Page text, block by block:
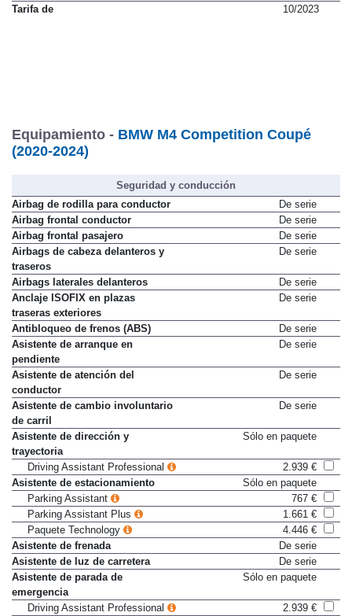
Tarifa de 10/2023
Equipamiento - BMW M4 Competition Coupé
(2020-2024)
Seguridad y conducción
Airbag de rodilla para conductor
De serie
Airbag frontal conductor
De serie
Airbag frontal pasajero
De serie
Airbags de cabeza delanteros y
traseros
De serie
Airbags laterales delanteros
De serie
Anclaje ISOFIX en plazas
traseras exteriores
De serie
Antibloqueo de frenos (ABS)
De serie
Asistente de arranque en
pendiente
De serie
Asistente de atención del
conductor
De serie
Asistente de cambio involuntario
de carril
De serie
Asistente de dirección y
trayectoria
Sólo en paquete
Driving Assistant Professional
2.939 €
Asistente de estacionamiento
Sólo en paquete
Parking Assistant
767 €
Parking Assistant Plus
1.661 €
Paquete Technology
4.446 €
Asistente de frenada
De serie
Asistente de luz de carretera
De serie
Asistente de parada de
emergencia
Sólo en paquete
Driving Assistant Professional
2.939 €